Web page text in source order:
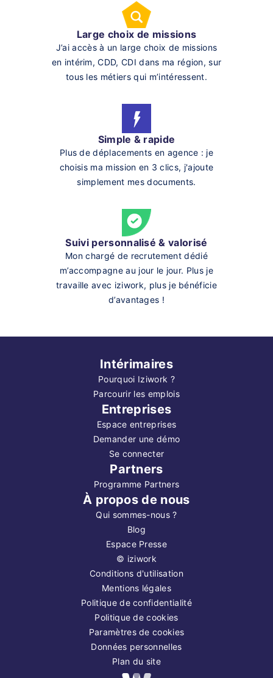
Large choix de missions
J’ai accès à un large choix de missions
en intérim, CDD, CDI dans ma région, sur
tous les métiers qui m’intéressent.
Simple & rapide
Plus de déplacements en agence : je
choisis ma mission en 3 clics, j'ajoute
simplement mes documents.
Suivi personnalisé & valorisé
Mon chargé de recrutement dédié
m’accompagne au jour le jour. Plus je
travaille avec iziwork, plus je bénéficie
d’avantages !
Intérimaires
Pourquoi Iziwork ?
Parcourir les emplois
Entreprises
Espace entreprises
Demander une démo
Se connecter
Partners
Programme Partners
À propos de nous
Qui sommes-nous ?
Blog
Espace Presse
© iziwork
Conditions d'utilisation
Mentions légales
Politique de confidentialité
Politique de cookies
Paramètres de cookies
Données personnelles
Plan du site